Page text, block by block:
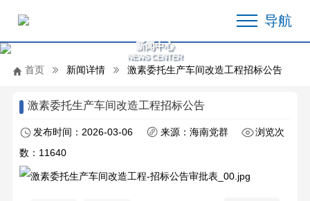
导航
新闻中心
NEWS CENTER
首页 新闻详情 激素委托生产车间改造工程招标公告
激素委托生产车间改造工程招标公告
发布时间：2026-03-06 来源：海南党群
浏览次
数：11640